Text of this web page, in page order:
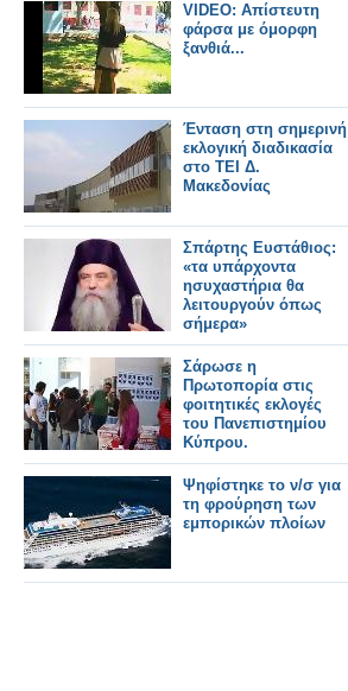
VIDEO: Απίστευτη
φάρσα με όμορφη
ξανθιά...
Ένταση στη σημερινή
εκλογική διαδικασία
στο ΤΕΙ Δ.
Μακεδονίας
Σπάρτης Ευστάθιος:
«τα υπάρχοντα
ησυχαστήρια θα
λειτουργούν όπως
σήμερα»
Σάρωσε η
Πρωτοπορία στις
φοιτητικές εκλογές
του Πανεπιστημίου
Κύπρου.
Ψηφίστηκε το ν/σ για
τη φρούρηση των
εμπορικών πλοίων